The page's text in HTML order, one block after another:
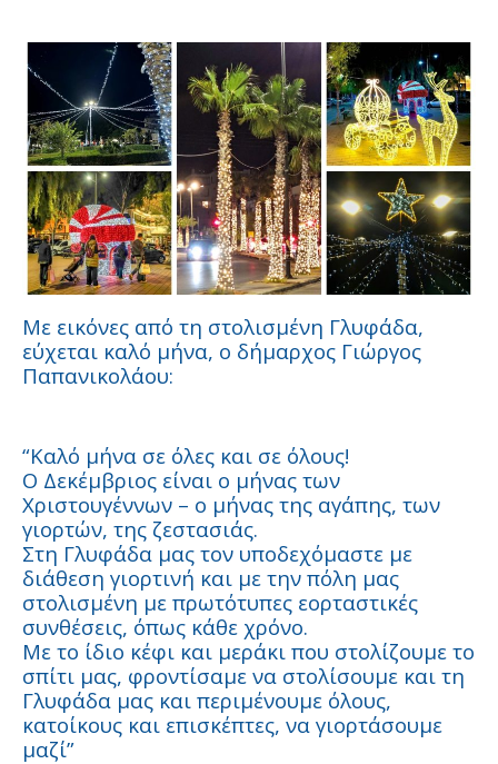
Με εικόνες από τη στολισμένη Γλυφάδα,
εύχεται καλό μήνα, ο δήμαρχος Γιώργος
Παπανικολάου:
“Καλό μήνα σε όλες και σε όλους!
Ο Δεκέμβριος είναι ο μήνας των
Χριστουγέννων – ο μήνας της αγάπης, των
γιορτών, της ζεστασιάς.
Στη Γλυφάδα μας τον υποδεχόμαστε με
διάθεση γιορτινή και με την πόλη μας
στολισμένη με πρωτότυπες εορταστικές
συνθέσεις, όπως κάθε χρόνο.
Με το ίδιο κέφι και μεράκι που στολίζουμε το
σπίτι μας, φροντίσαμε να στολίσουμε και τη
Γλυφάδα μας και περιμένουμε όλους,
κατοίκους και επισκέπτες, να γιορτάσουμε
μαζί”